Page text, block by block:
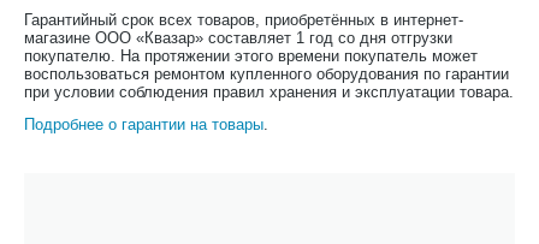
Гарантийный срок всех товаров, приобретённых в интернет-
магазине ООО «Квазар» составляет 1 год со дня отгрузки
покупателю. На протяжении этого времени покупатель может
воспользоваться ремонтом купленного оборудования по гарантии
при условии соблюдения правил хранения и эксплуатации товара.
Подробнее о гарантии на товары.